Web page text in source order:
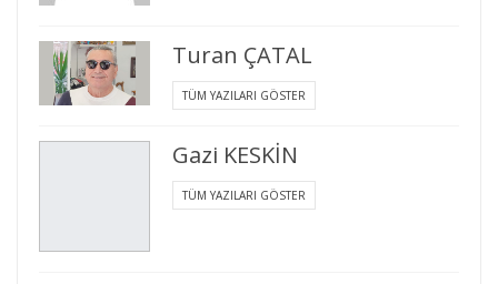
Turan ÇATAL
TÜM YAZILARI GÖSTER
Gazi KESKİN
TÜM YAZILARI GÖSTER